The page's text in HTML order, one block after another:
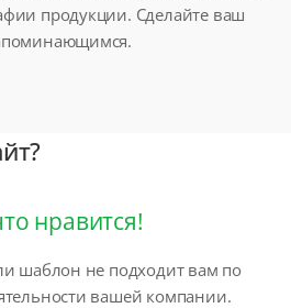
продукции. Сделайте ваш
нравится!
шаблон не подходит вам по
вашей компании.